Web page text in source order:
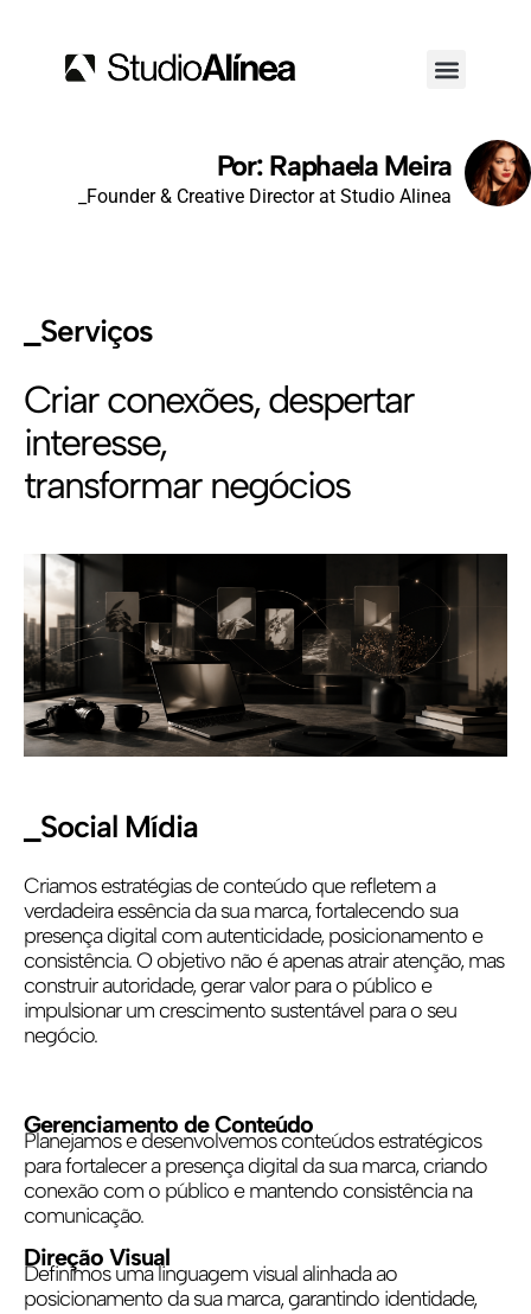
Por: Raphaela Meira
_Founder & Creative Director at Studio Alinea
_Serviços
Criar conexões, despertar
interesse,
transformar negócios
_Social Mídia
Criamos estratégias de conteúdo que refletem a
verdadeira essência da sua marca, fortalecendo sua
presença digital com autenticidade, posicionamento e
consistência. O objetivo não é apenas atrair atenção, mas
construir autoridade, gerar valor para o público e
impulsionar um crescimento sustentável para o seu
negócio.
Gerenciamento de Conteúdo
Planejamos e desenvolvemos conteúdos estratégicos
para fortalecer a presença digital da sua marca, criando
conexão com o público e mantendo consistência na
comunicação.
Direção Visual
Definimos uma linguagem visual alinhada ao
posicionamento da sua marca, garantindo identidade,